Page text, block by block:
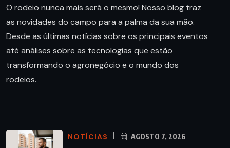
O rodeio nunca mais será o mesmo! Nosso blog traz
as novidades do campo para a palma da sua mão.
Desde as últimas notícias sobre os principais eventos
até análises sobre as tecnologias que estão
transformando o agronegócio e o mundo dos
rodeios.
NOTÍCIAS AGOSTO 7, 2026